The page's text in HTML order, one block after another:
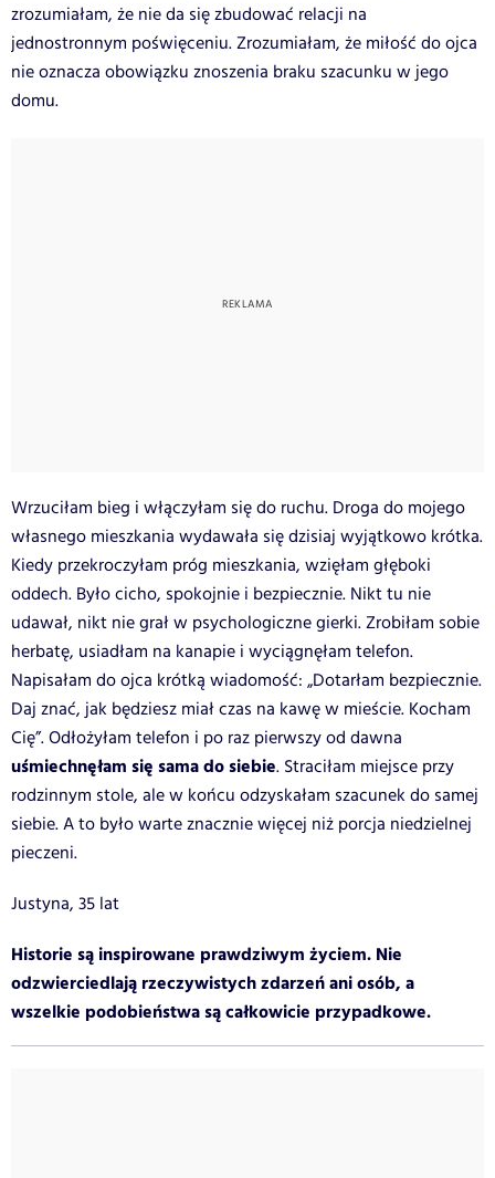
zrozumiałam, że nie da się zbudować relacji na
jednostronnym poświęceniu. Zrozumiałam, że miłość do ojca
nie oznacza obowiązku znoszenia braku szacunku w jego
domu.
Wrzuciłam bieg i włączyłam się do ruchu. Droga do mojego
własnego mieszkania wydawała się dzisiaj wyjątkowo krótka.
Kiedy przekroczyłam próg mieszkania, wzięłam głęboki
oddech. Było cicho, spokojnie i bezpiecznie. Nikt tu nie
udawał, nikt nie grał w psychologiczne gierki. Zrobiłam sobie
herbatę, usiadłam na kanapie i wyciągnęłam telefon.
Napisałam do ojca krótką wiadomość: „Dotarłam bezpiecznie.
Daj znać, jak będziesz miał czas na kawę w mieście. Kocham
Cię”. Odłożyłam telefon i po raz pierwszy od dawna
uśmiechnęłam się sama do siebie. Straciłam miejsce przy
rodzinnym stole, ale w końcu odzyskałam szacunek do samej
siebie. A to było warte znacznie więcej niż porcja niedzielnej
pieczeni.
Justyna, 35 lat
Historie są inspirowane prawdziwym życiem. Nie
odzwierciedlają rzeczywistych zdarzeń ani osób, a
wszelkie podobieństwa są całkowicie przypadkowe.